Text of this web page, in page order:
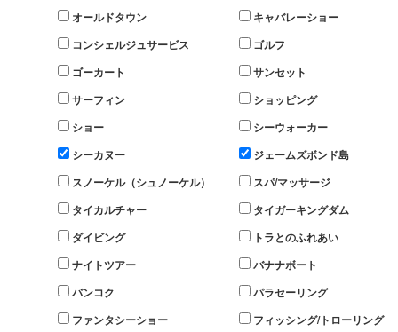
オールドタウン
キャバレーショー
コンシェルジュサービス
ゴルフ
ゴーカート
サンセット
サーフィン
ショッピング
ショー
シーウォーカー
シーカヌー
ジェームズボンド島
スノーケル（シュノーケル）
スパ/マッサージ
タイカルチャー
タイガーキングダム
ダイビング
トラとのふれあい
ナイトツアー
バナナボート
バンコク
パラセーリング
ファンタシーショー
フィッシング/トローリング